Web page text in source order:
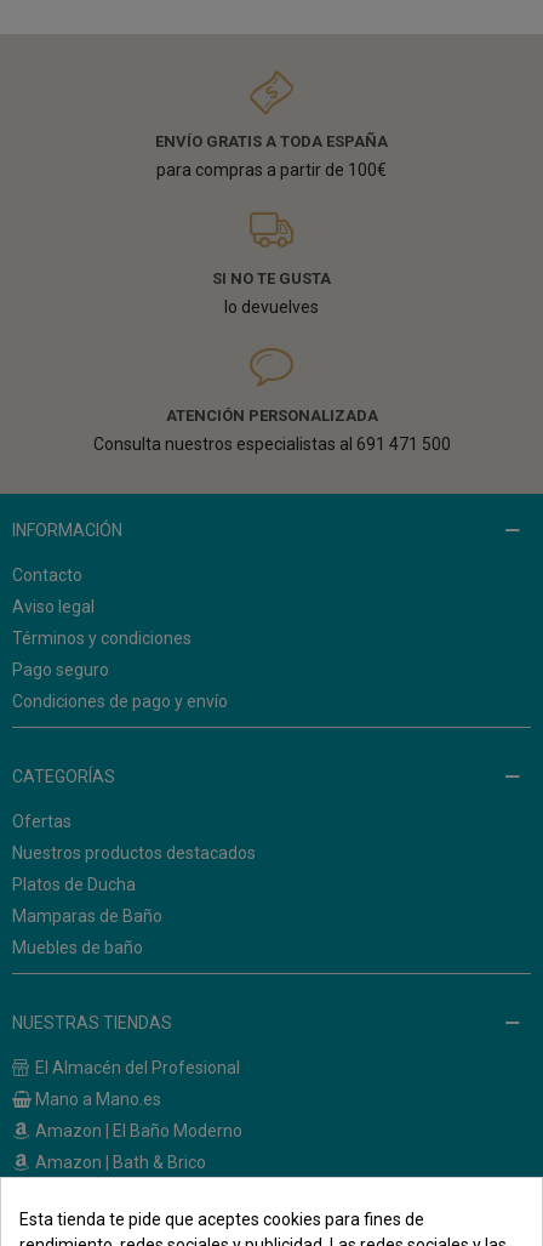
ENVÍO GRATIS A TODA ESPAÑA
para compras a partir de 100€
SI NO TE GUSTA
lo devuelves
ATENCIÓN PERSONALIZADA
Consulta nuestros especialistas al 691 471 500
INFORMACIÓN
Contacto
Aviso legal
Términos y condiciones
Pago seguro
Condiciones de pago y envío
CATEGORÍAS
Ofertas
Nuestros productos destacados
Platos de Ducha
Mamparas de Baño
Muebles de baño
NUESTRAS TIENDAS
El Almacén del Profesional
Mano a Mano.es
Amazon | El Baño Moderno
Amazon | Bath & Brico
CONTACTO
Esta tienda te pide que aceptes cookies para fines de